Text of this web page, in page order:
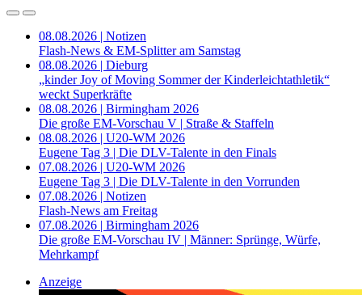
08.08.2026 | Notizen
Flash-News & EM-Splitter am Samstag
08.08.2026 | Dieburg
„kinder Joy of Moving Sommer der Kinderleichtathletik“
weckt Superkräfte
08.08.2026 | Birmingham 2026
Die große EM-Vorschau V | Straße & Staffeln
08.08.2026 | U20-WM 2026
Eugene Tag 3 | Die DLV-Talente in den Finals
07.08.2026 | U20-WM 2026
Eugene Tag 3 | Die DLV-Talente in den Vorrunden
07.08.2026 | Notizen
Flash-News am Freitag
07.08.2026 | Birmingham 2026
Die große EM-Vorschau IV | Männer: Sprünge, Würfe,
Mehrkampf
Anzeige